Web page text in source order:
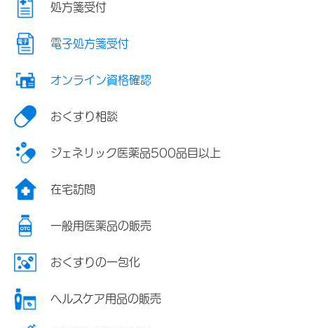
処方箋受付
電子処方箋受付
オンライン資格確認
おくすり相談
ジェネリック医薬品500品目以上
在宅訪問
一般用医薬品の販売
おくすりの一包化
ヘルスケア用品の販売